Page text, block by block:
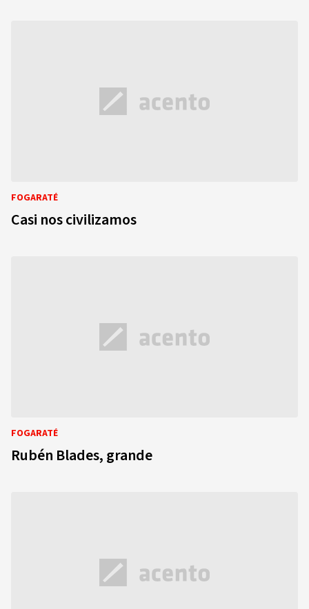
FOGARATÉ
Casi nos civilizamos
FOGARATÉ
Rubén Blades, grande